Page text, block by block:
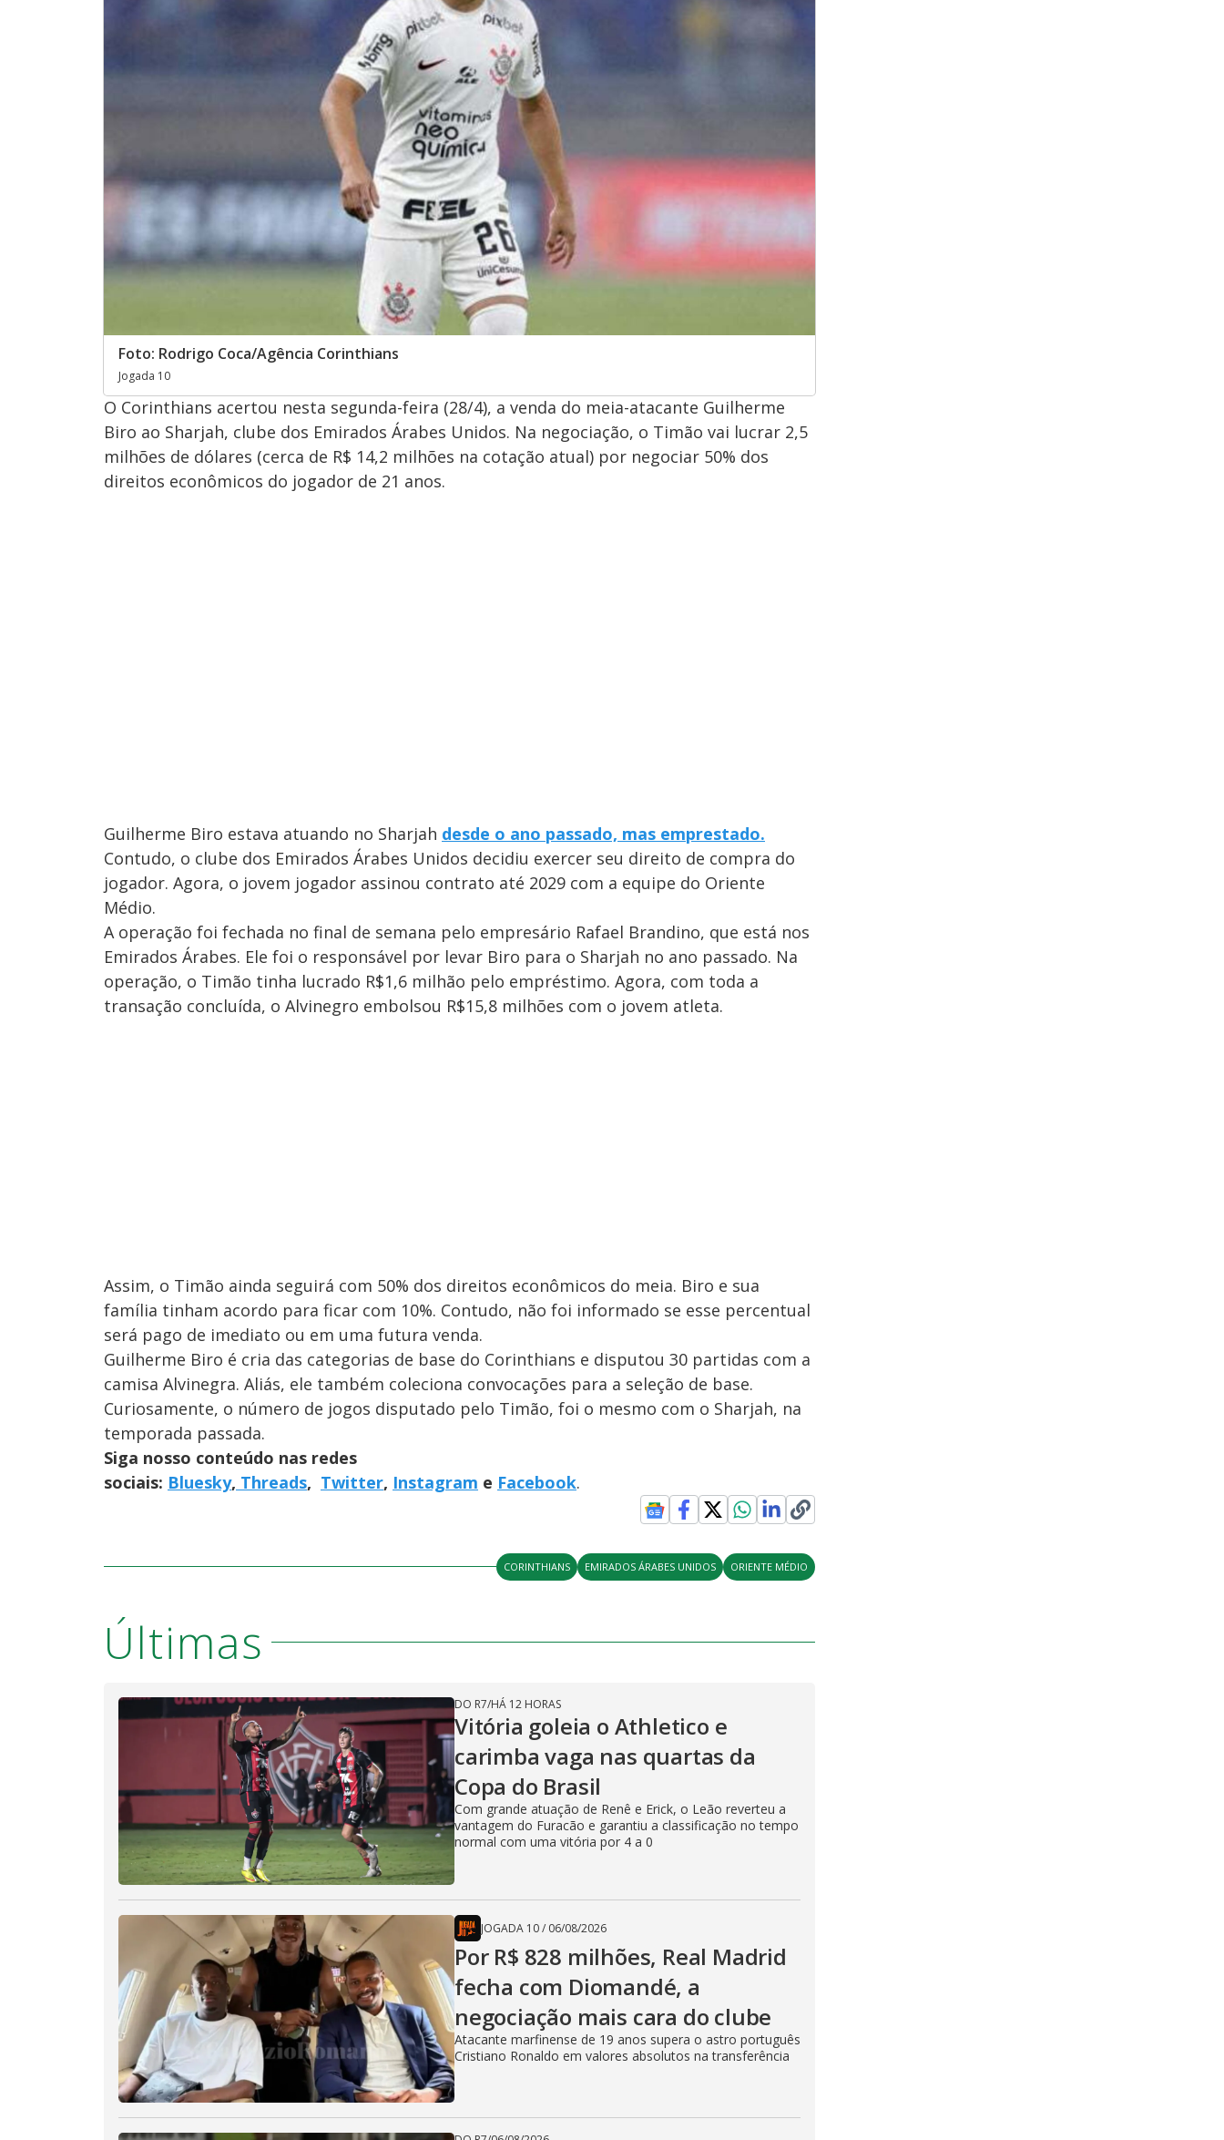
Foto: Rodrigo Coca/Agência Corinthians
Jogada 10
O Corinthians acertou nesta segunda-feira (28/4), a venda do meia-atacante Guilherme
Biro ao Sharjah, clube dos Emirados Árabes Unidos. Na negociação, o Timão vai lucrar 2,5
milhões de dólares (cerca de R$ 14,2 milhões na cotação atual) por negociar 50% dos
direitos econômicos do jogador de 21 anos.
Guilherme Biro estava atuando no Sharjah desde o ano passado, mas emprestado.
Contudo, o clube dos Emirados Árabes Unidos decidiu exercer seu direito de compra do
jogador. Agora, o jovem jogador assinou contrato até 2029 com a equipe do Oriente
Médio.
A operação foi fechada no final de semana pelo empresário Rafael Brandino, que está nos
Emirados Árabes. Ele foi o responsável por levar Biro para o Sharjah no ano passado. Na
operação, o Timão tinha lucrado R$1,6 milhão pelo empréstimo. Agora, com toda a
transação concluída, o Alvinegro embolsou R$15,8 milhões com o jovem atleta.
Assim, o Timão ainda seguirá com 50% dos direitos econômicos do meia. Biro e sua
família tinham acordo para ficar com 10%. Contudo, não foi informado se esse percentual
será pago de imediato ou em uma futura venda.
Guilherme Biro é cria das categorias de base do Corinthians e disputou 30 partidas com a
camisa Alvinegra. Aliás, ele também coleciona convocações para a seleção de base.
Curiosamente, o número de jogos disputado pelo Timão, foi o mesmo com o Sharjah, na
temporada passada.
Siga nosso conteúdo nas redes
sociais: Bluesky, Threads, Twitter, Instagram e Facebook.
CORINTHIANS EMIRADOS ÁRABES UNIDOS ORIENTE MÉDIO
Últimas
DO R7/HÁ 12 HORAS
Vitória goleia o Athletico e
carimba vaga nas quartas da
Copa do Brasil
Com grande atuação de Renê e Erick, o Leão reverteu a
vantagem do Furacão e garantiu a classificação no tempo
normal com uma vitória por 4 a 0
JOGADA 10/ 06/08/2026
Por R$ 828 milhões, Real Madrid
fecha com Diomandé, a
negociação mais cara do clube
Atacante marfinense de 19 anos supera o astro português
Cristiano Ronaldo em valores absolutos na transferência